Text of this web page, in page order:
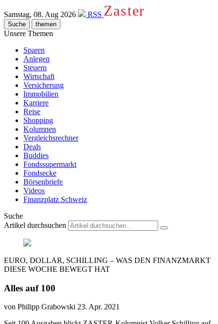
Samstag, 08. Aug 2026 RSS Zaster
Suche themen
Unsere Themen
Sparen
Anlegen
Steuern
Wirtschaft
Versicherung
Immobilien
Karriere
Reise
Shopping
Kolumnen
Vergleichsrechner
Deals
Buddies
Fondssupermarkt
Fondsecke
Börsenbriefe
Videos
Finanzplatz Schweiz
Suche
Artikel durchsuchen
EURO, DOLLAR, SCHILLING – WAS DEN FINANZMARKT
DIESE WOCHE BEWEGT HAT
Alles auf 100
von Philipp Grabowski 23. Apr. 2021